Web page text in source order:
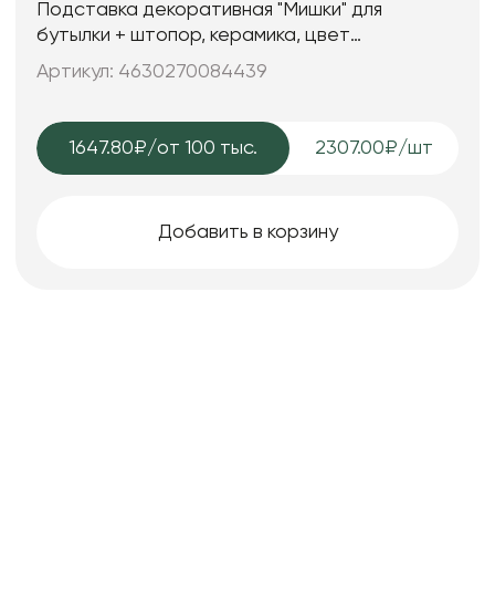
Подставка декоративная "Мишки" для
бутылки + штопор, керамика, цвет
серебряный, 31*12*20 см.
Артикул: 4630270084439
1647.80₽/от 100 тыс. 2307.00₽/шт
Добавить в корзину